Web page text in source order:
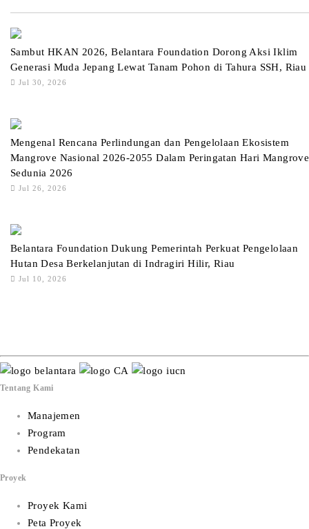
Sambut HKAN 2026, Belantara Foundation Dorong Aksi Iklim
Generasi Muda Jepang Lewat Tanam Pohon di Tahura SSH, Riau
Jul 30, 2026
Mengenal Rencana Perlindungan dan Pengelolaan Ekosistem
Mangrove Nasional 2026-2055 Dalam Peringatan Hari Mangrove
Sedunia 2026
Jul 26, 2026
Belantara Foundation Dukung Pemerintah Perkuat Pengelolaan
Hutan Desa Berkelanjutan di Indragiri Hilir, Riau
Jul 10, 2026
Tentang Kami
Manajemen
Program
Pendekatan
Proyek
Proyek Kami
Peta Proyek